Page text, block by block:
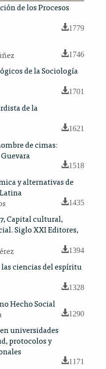
de los Procesos
1779
1746
de la Sociología
1701
de la
1621
de cimas:
1518
y alternativas de
1435
Capital cultural,
Siglo XXI Editores,
1394
ciencias del espíritu
1328
Hecho Social
1290
universidades
protocolos y
1171